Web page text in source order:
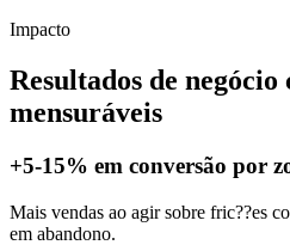
Impacto
Resultados de negócio
mensuráveis
+5-15% em conversão por
Mais vendas ao agir sobre fric??es
em abandono.